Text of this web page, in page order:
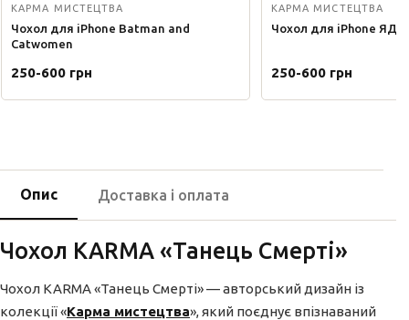
КАРМА МИСТЕЦТВА
Чохол для iPhone Batman and
Catwomen
250-600 грн
КАРМА МИСТЕЦТВА
Чохол для iPhone
250-600 грн
Опис Доставка і оплата
Чохол KARMA «Танець Смерті»
Чохол KARMA «Танець Смерті» — авторський дизайн із
колекції «Карма мистецтва», який поєднує впізнаваний